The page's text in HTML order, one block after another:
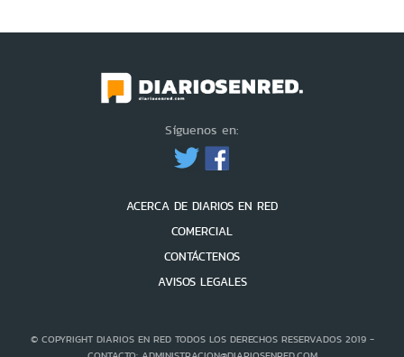
Síguenos en:
ACERCA DE DIARIOS EN RED
COMERCIAL
CONTÁCTENOS
AVISOS LEGALES
© COPYRIGHT DIARIOS EN RED TODOS LOS DERECHOS RESERVADOS 2019 -